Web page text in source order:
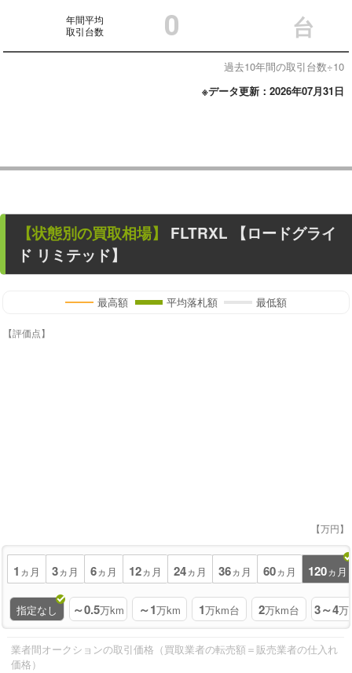
年間平均
取引台数
0 台
過去10年間の取引台数÷10
※データ更新：2026年07月31日
【状態別の買取相場】
FLTRXL 【ロードグライ
ド リミテッド】
最高額 平均落札額 最低額
【評価点】
【万円】
1 ヵ月 3ヵ月 6ヵ月 12ヵ月 24ヵ月 36ヵ月 60ヵ月 120ヵ月
指定なし ～0.5万km ～1万km 1万km台 2万km台 3～4万
業者間オークションの取引価格（買取業者の転売額＝販売業者の仕入れ
価格）